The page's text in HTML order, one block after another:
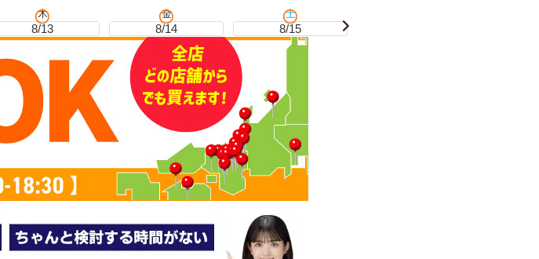
木
8/13
金
8/14
土
8/15